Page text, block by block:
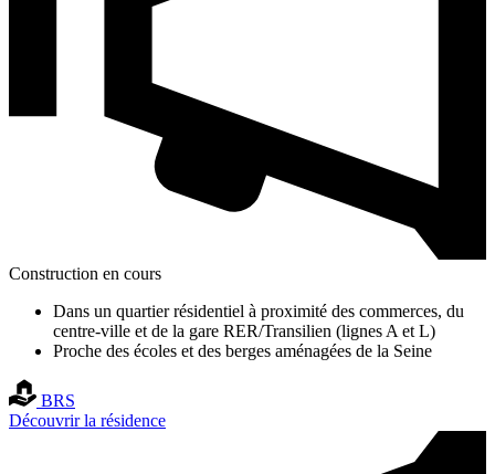
Construction en cours
Dans un quartier résidentiel à proximité des commerces, du
centre-ville et de la gare RER/Transilien (lignes A et L)
Proche des écoles et des berges aménagées de la Seine
BRS
Découvrir la résidence